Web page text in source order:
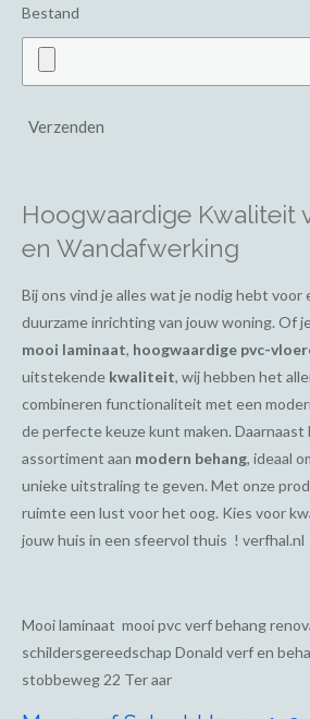
Bestand
Verzenden
Hoogwaardige Kwaliteit
en Wandafwerking
Bij ons vind je alles wat je nodig hebt voor
duurzame inrichting van jouw woning. Of
mooi laminaat, hoogwaardige pvc-
uitstekende kwaliteit, wij hebben het
combineren functionaliteit met een
de perfecte keuze kunt maken.
assortiment aan modern behang, ideaal
unieke uitstraling te geven. Met onze
ruimte een lust voor het oog. Kies voor
jouw huis in een sfeervol thuis ! verfhal.nl
Mooi laminaat mooi pvc verf behang
schildersgereedschap Donald verf en
stobbeweg 22 Ter aar